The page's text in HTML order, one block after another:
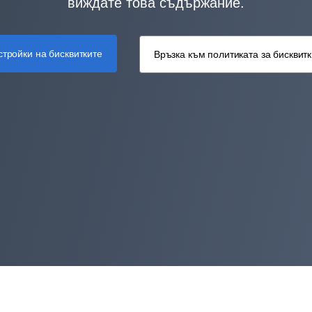
на бисквитките Връзка към политиката за